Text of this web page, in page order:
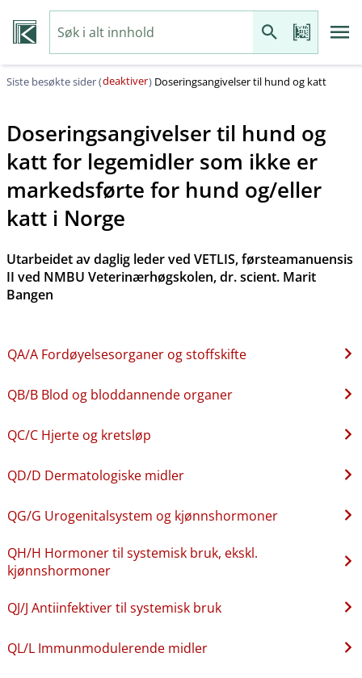
Siste besøkte sider (deaktiver) Doseringsangivelser til hund og katt
Doseringsangivelser til hund og
katt for legemidler som ikke er
markedsførte for hund og​/​eller
katt i Norge
Utarbeidet av daglig leder ved VETLIS, førsteamanuensis
II ved NMBU Veterinærhøgskolen, dr. scient. Marit
Bangen
QA​/​A Fordøyelsesorganer og stoffskifte
QB​/​B Blod og bloddannende organer
QC​/​C Hjerte og kretsløp
QD​/​D Dermatologiske midler
QG​/​G Urogenitalsystem og kjønnshormoner
QH​/​H Hormoner til systemisk bruk, ekskl.
kjønnshormoner
QJ​/​J Antiinfektiver til systemisk bruk
QL​/​L Immunmodulerende midler